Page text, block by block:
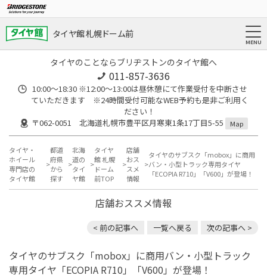
タイヤ館 札幌ドーム前
タイヤのことならブリヂストンのタイヤ館へ
011-857-3636
10:00～18:30 ※12:00～13:00は昼休憩にて作業受付を中断させ
ていただきます ※24時間受付可能なWEB予約も是非ご利用く
ださい！
〒062-0051 北海道札幌市豊平区月寒東1条17丁目5-55
Map
タイヤ・
ホイール
専門店の
タイヤ館
都道
府県
から
探す
北海
道の
タイ
ヤ館
タイヤ
館 札幌
ドーム
前TOP
店舗
おス
スメ
情報
タイヤのサブスク「mobox」に商用
バン・小型トラック専用タイヤ
「ECOPIA R710」「V600」が登場！
店舗おススメ情報
< 前の記事へ 一覧へ戻る 次の記事へ >
タイヤのサブスク「mobox」に商用バン・小型トラック
専用タイヤ「ECOPIA R710」「V600」が登場！